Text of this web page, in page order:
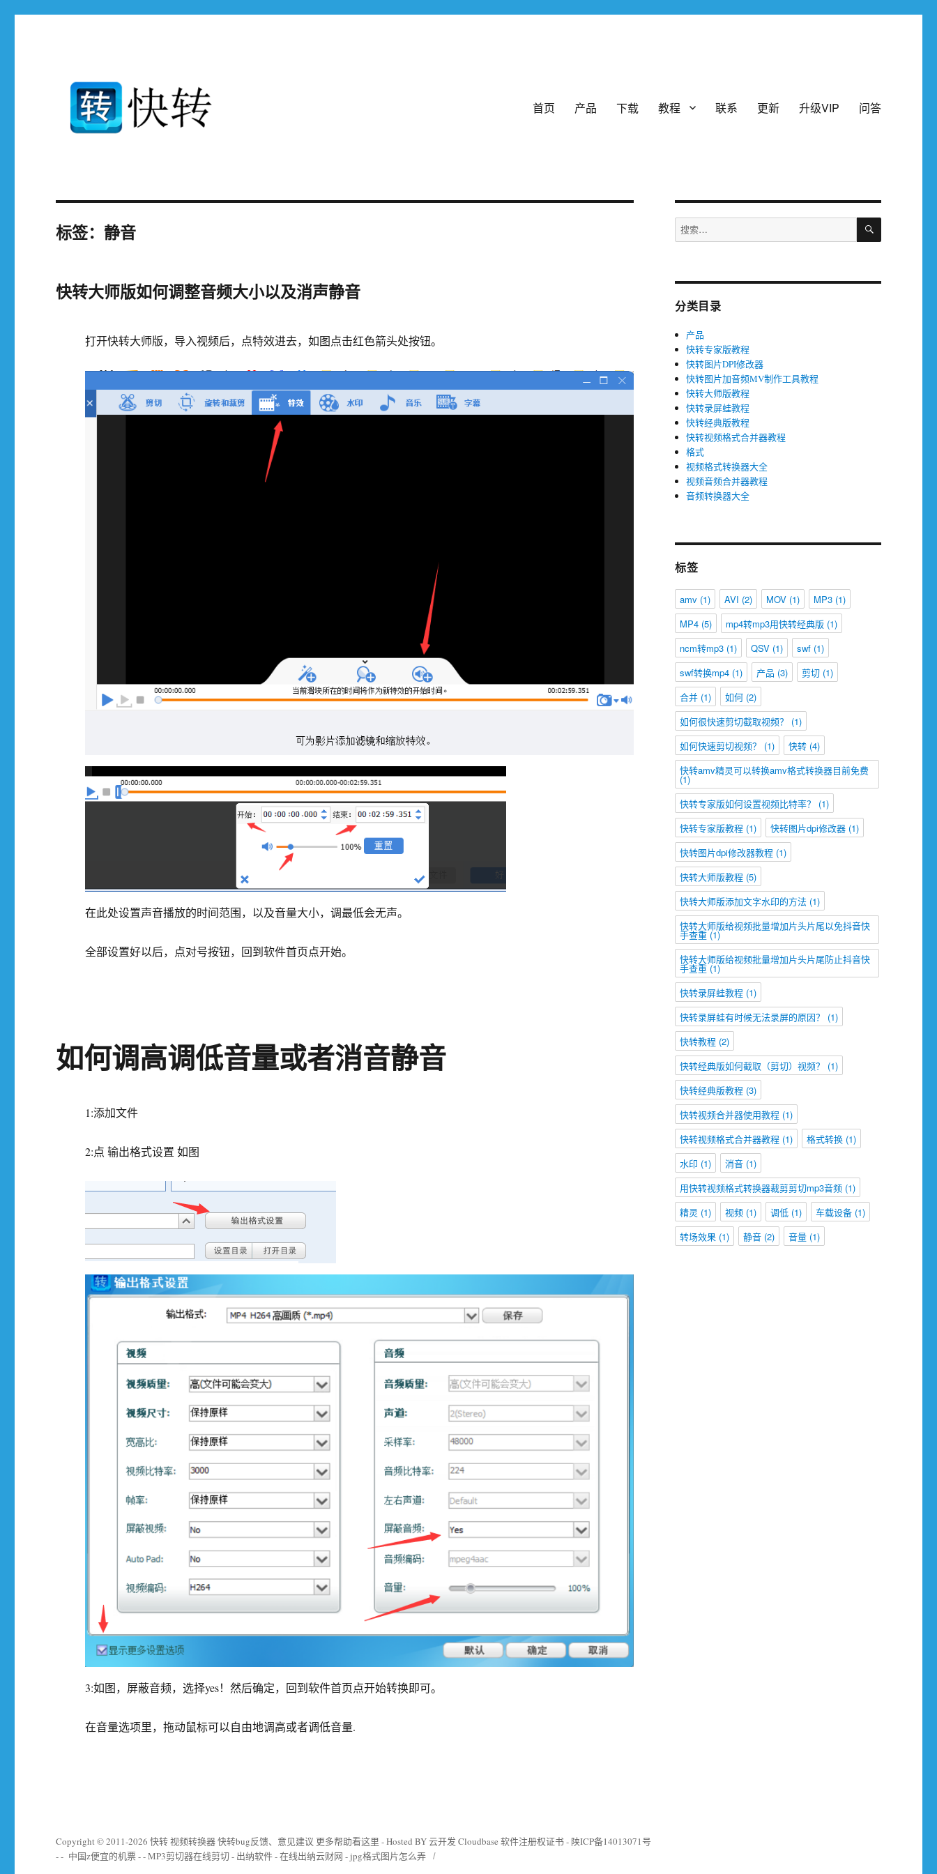
首页 产品 下载 教程 联系 更新 升级VIP 问答
标签：静音
快转大师版如何调整音频大小以及消声静音
打开快转大师版，导入视频后，点特效进去，如图点击红色箭头处按钮。
在此处设置声音播放的时间范围，以及音量大小，调最低会无声。
全部设置好以后，点对号按钮，回到软件首页点开始。
如何调高调低音量或者消音静音
1:添加文件
2:点 输出格式设置 如图
3:如图，屏蔽音频，选择yes！然后确定，回到软件首页点开始转换即可。
在音量选项里，拖动鼠标可以自由地调高或者调低音量.
搜
索：
搜
分类目录
产品
快转专家版教程
快转图片DPI修改器
快转图片加音频MV制作工具教程
快转大师版教程
快转录屏蛙教程
快转经典版教程
快转视频格式合并器教程
格式
视频格式转换器大全
视频音频合并器教程
音频转换器大全
标签
amv(1) AVI (2) MOV(1) MP3(1)
MP4(5) mp4转mp3用快转经典版 (1)
ncm转mp3(1) QSV(1) swf(1)
swf转换mp4(1) 产品 (3) 剪切(1)
合并(1) 如何(2)
如何很快速剪切截取视频？
(1)
如何快速剪切视频？
(1) 快转(4)
快转amv精灵可以转换amv格式转换器目前免费
(1)
快转专家版如何设置视频比特率？
(1)
快转专家版教程(1) 快转图片dpi修改器(1)
快转图片dpi修改器教程(1)
快转大师版教程(5)
快转大师版添加文字水印的方法(1)
快转大师版给视频批量增加片头片尾以免抖音快
手查重(1)
快转大师版给视频批量增加片头片尾防止抖音快
手查重(1)
快转录屏蛙教程(1)
快转录屏蛙有时候无法录屏的原因？
(1)
快转教程(2)
快转经典版如何截取（剪切）视频？
(1)
快转经典版教程(3)
快转视频合并器使用教程(1)
快转视频格式合并器教程(1) 格式转换(1)
水印 (1) 消音(1)
用快转视频格式转换器裁剪剪切mp3音频(1)
精灵 (1) 视频(1) 调低(1) 车载设备(1)
转场效果(1) 静音(2) 音量(1)
Copyright © 2011-2026快转视频转换器快转bug反馈、意见建议 更多帮助看这里-Hosted BY 云开发 Cloudbase 软件注册权证书- 陕ICP备14013071号
- - 中国z便宜的机票- -MP3剪切器在线剪切- 出纳软件-在线出纳云财网 -jpg格式图片怎么弄